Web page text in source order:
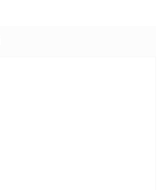
je 5 z 5 hvězdiček.
je 5 z 5 hvězdiček.